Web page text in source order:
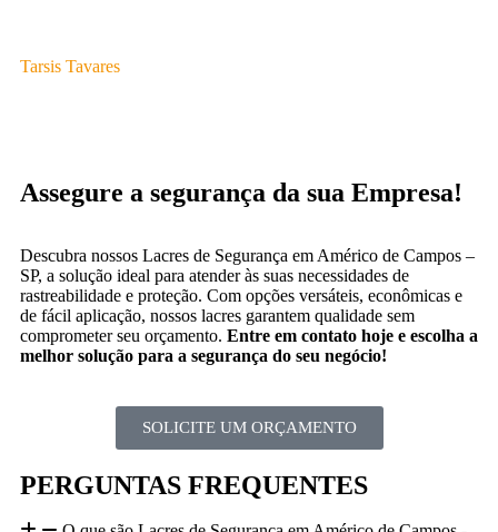
Tarsis Tavares
Assegure a segurança da sua Empresa!
Descubra nossos Lacres de Segurança em Américo de Campos –
SP, a solução ideal para atender às suas necessidades de
rastreabilidade e proteção. Com opções versáteis, econômicas e
de fácil aplicação, nossos lacres garantem qualidade sem
comprometer seu orçamento. Entre em contato hoje e escolha a
melhor solução para a segurança do seu negócio!
SOLICITE UM ORÇAMENTO
PERGUNTAS FREQUENTES